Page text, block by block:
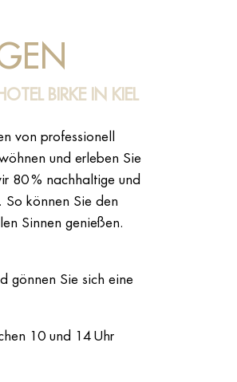
BIRKE IN KIEL
von professionell
und erleben Sie
80 % nachhaltige und
können Sie den
Sinnen genießen.
gönnen Sie sich eine
10 und 14 Uhr